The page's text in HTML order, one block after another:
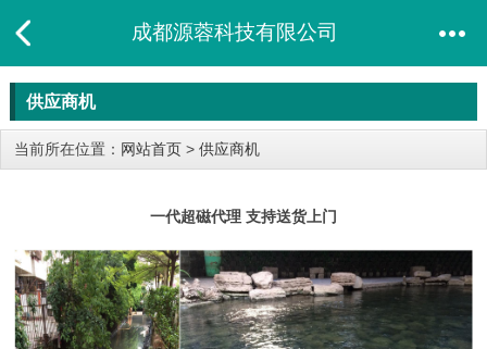
成都源蓉科技有限公司
供应商机
当前所在位置： 网站首页 > 供应商机
一代超磁代理 支持送货上门